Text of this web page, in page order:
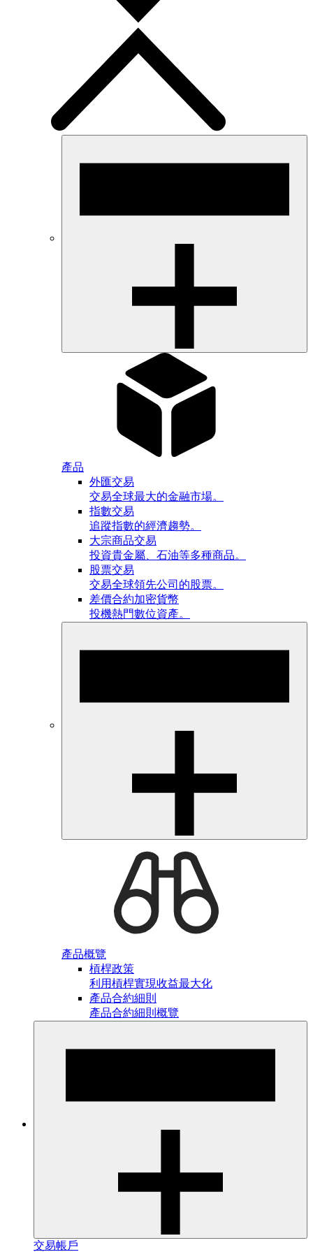
產品
外匯交易
交易全球最大的金融市場。
指數交易
追蹤指數的經濟趨勢。
大宗商品交易
投資貴金屬、石油等多種商品。
股票交易
交易全球領先公司的股票。
差價合約加密貨幣
投機熱門數位資產。
產品概覽
槓桿政策
利用槓桿實現收益最大化
產品合約細則
產品合約細則概覽
交易帳戶